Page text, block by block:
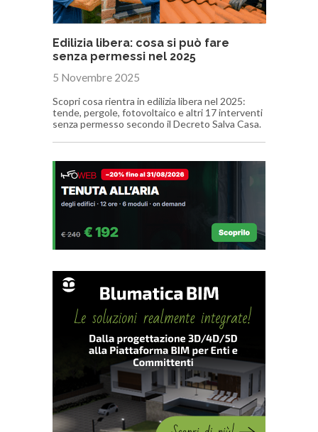
Edilizia libera: cosa si può fare
senza permessi nel 2025
5 Novembre 2025
Scopri cosa rientra in edilizia libera nel 2025:
tende, pergole, fotovoltaico e altri 17 interventi
senza permesso secondo il Decreto Salva Casa.